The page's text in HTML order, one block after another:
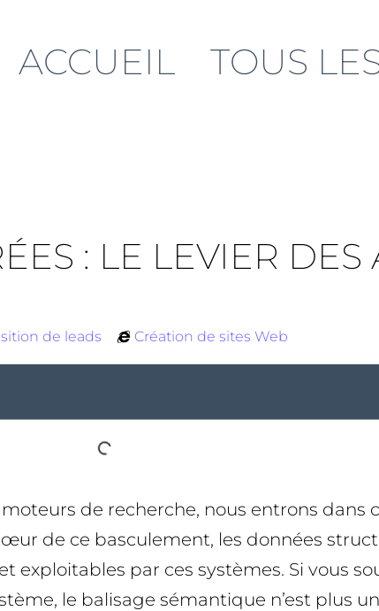
ACCUEIL TOUS
: LE LEVIER DES
de leads Création de sites Web
de recherche, nous entrons dans
de ce basculement, les données
par ces systèmes. Si vous
le balisage sémantique n’est plus